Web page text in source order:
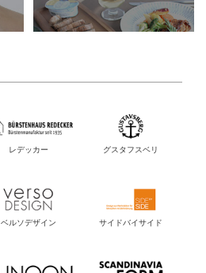
レデッカー グスタフスベリ
ベルソデザイン サイドバイサイド